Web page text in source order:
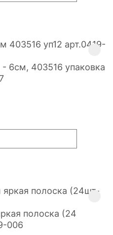
6см, 403516 упаковка
полоска (24
006